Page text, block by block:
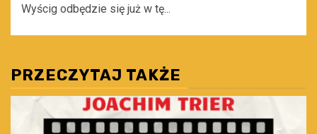
Wyścig odbędzie się już w tę...
PRZECZYTAJ TAKŻE